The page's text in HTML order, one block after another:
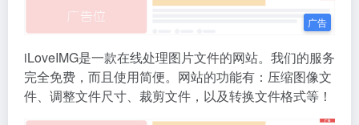
iLoveIMG是一款在线处理图片文件的网站。我们的服务
完全免费，而且使用简便。网站的功能有：压缩图像文
件、调整文件尺寸、裁剪文件，以及转换文件格式等！